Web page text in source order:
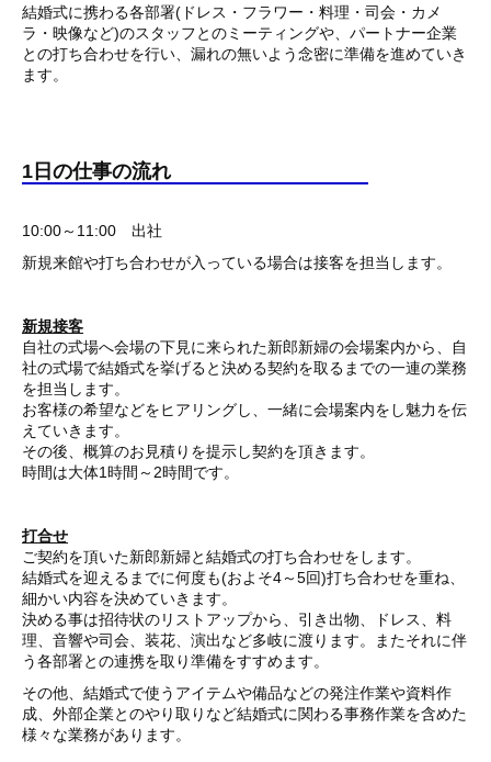
結婚式に携わる各部署(ドレス・フラワー・料理・司会・カメ
ラ・映像など)のスタッフとのミーティングや、パートナー企業
との打ち合わせを行い、漏れの無いよう念密に準備を進めていき
ます。
1日の仕事の流れ
10:00～11:00 出社
新規来館や打ち合わせが入っている場合は接客を担当します。
新規接客
自社の式場へ会場の下見に来られた新郎新婦の会場案内から、自
社の式場で結婚式を挙げると決める契約を取るまでの一連の業務
を担当します。
お客様の希望などをヒアリングし、一緒に会場案内をし魅力を伝
えていきます。
その後、概算のお見積りを提示し契約を頂きます。
時間は大体1時間～2時間です。
打合せ
ご契約を頂いた新郎新婦と結婚式の打ち合わせをします。
結婚式を迎えるまでに何度も(およそ4～5回)打ち合わせを重ね、
細かい内容を決めていきます。
決める事は招待状のリストアップから、引き出物、ドレス、料
理、音響や司会、装花、演出など多岐に渡ります。またそれに伴
う各部署との連携を取り準備をすすめます。
その他、結婚式で使うアイテムや備品などの発注作業や資料作
成、外部企業とのやり取りなど結婚式に関わる事務作業を含めた
様々な業務があります。